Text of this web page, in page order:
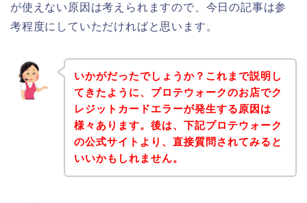
が使えない原因は考えられますので、今日の記事は参
考程度にしていただければと思います。
いかがだったでしょうか？これまで説明し
てきたように、プロテウォークのお店でク
レジットカードエラーが発生する原因は
様々あります。後は、下記プロテウォーク
の公式サイトより、直接質問されてみると
いいかもしれません。